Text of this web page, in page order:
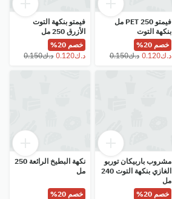
فيمتو PET 250 مل
بنكهة التوت
خصم 20%
⁦د.ك0.120⁩
⁦د.ك0.150⁩
فيمتو بنكهة التوت
الأزرق 250 مل
خصم 20%
⁦د.ك0.150⁩
مشروب باربيكان توربو
الغازي بنكهة التوت 240
مل
خصم 20%
نكهة البطيخ الرائعة 250
مل
خصم 20%